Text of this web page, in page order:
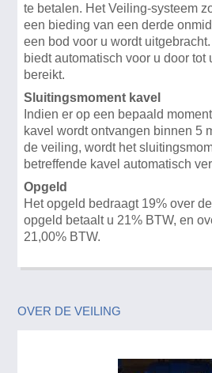
te betalen. Het Veiling-systeem
een bieding van een derde
een bod voor u wordt
biedt automatisch voor u door tot
bereikt.
Sluitingsmoment kavel
Indien er op een bepaald
kavel wordt ontvangen binnen 5
de veiling, wordt het
betreffende kavel automatisch
Opgeld
Het opgeld bedraagt 19% over
opgeld betaalt u 21% BTW, en
21,00% BTW.
OVER DE VEILING